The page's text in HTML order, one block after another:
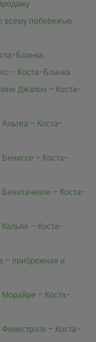
всему побережью
Бланка
– Коста-Бланка
Джалон – Коста-
– Коста-
– Коста-
– Коста-
– Коста-
– прибрежная и
– Коста-
– Коста-